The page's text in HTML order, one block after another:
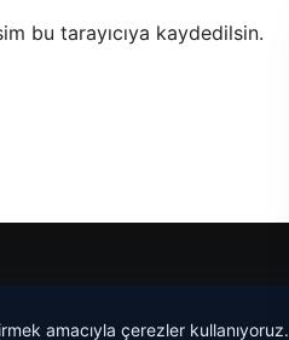
bu tarayıcıya kaydedilsin.
amacıyla çerezler kullanıyoruz.